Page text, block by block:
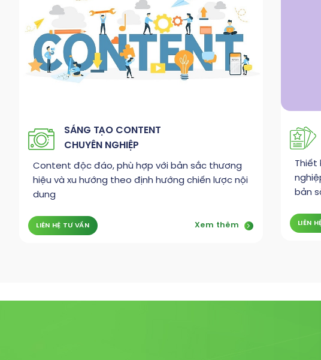
SÁNG TẠO CONTENT
CHUYÊN NGHIỆP
Content độc đáo, phù hợp với bản sắc thương
hiệu và xu hướng theo định hướng chiến lược nội
dung
LIÊN HỆ TƯ VẤN Xem thêm
Thiết
bản
LIÊN